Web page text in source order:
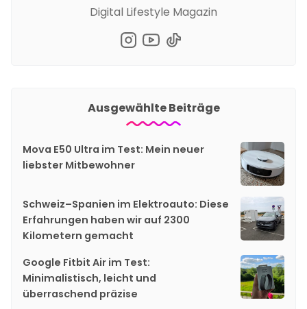
Digital Lifestyle Magazin
Ausgewählte Beiträge
Mova E50 Ultra im Test: Mein neuer
liebster Mitbewohner
Schweiz–Spanien im Elektroauto: Diese
Erfahrungen haben wir auf 2300
Kilometern gemacht
Google Fitbit Air im Test:
Minimalistisch, leicht und
überraschend präzise